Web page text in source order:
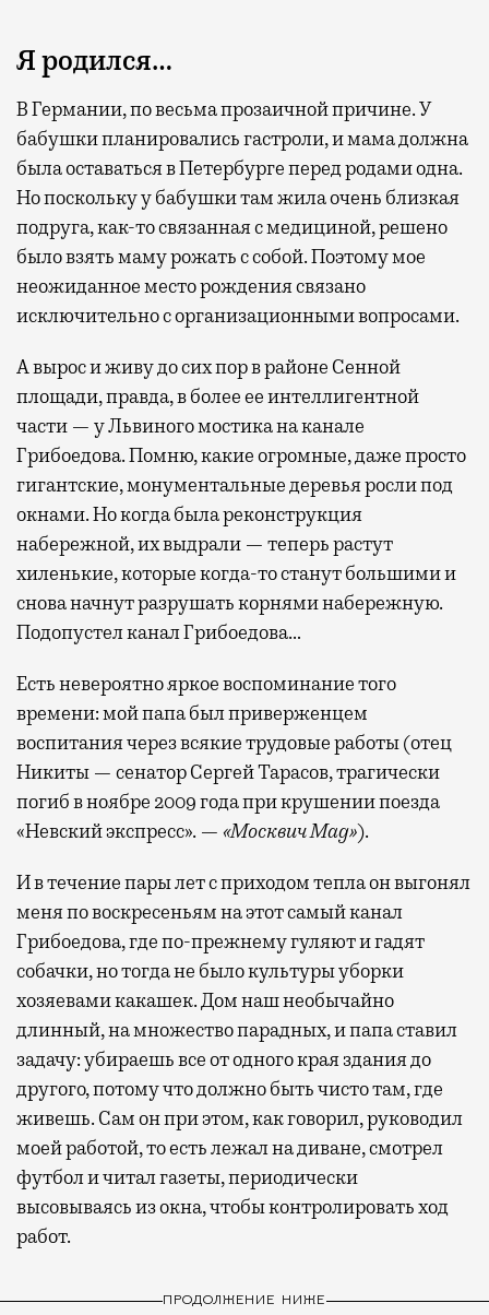
Я родился…
В Германии, по весьма прозаичной причине. У
бабушки планировались гастроли, и мама должна
была оставаться в Петербурге перед родами одна.
Но поскольку у бабушки там жила очень близкая
подруга, как-то связанная с медициной, решено
было взять маму рожать с собой. Поэтому мое
неожиданное место рождения связано
исключительно с организационными вопросами.
А вырос и живу до сих пор в районе Сенной
площади, правда, в более ее интеллигентной
части — у Львиного мостика на канале
Грибоедова. Помню, какие огромные, даже просто
гигантские, монументальные деревья росли под
окнами. Но когда была реконструкция
набережной, их выдрали — теперь растут
хиленькие, которые когда-то станут большими и
снова начнут разрушать корнями набережную.
Подопустел канал Грибоедова…
Есть невероятно яркое воспоминание того
времени: мой папа был приверженцем
воспитания через всякие трудовые работы (отец
Никиты — сенатор Сергей Тарасов, трагически
погиб в ноябре 2009 года при крушении поезда
«Невский экспресс». — «Москвич Mag»).
И в течение пары лет с приходом тепла он выгонял
меня по воскресеньям на этот самый канал
Грибоедова, где по-прежнему гуляют и гадят
собачки, но тогда не было культуры уборки
хозяевами какашек. Дом наш необычайно
длинный, на множество парадных, и папа ставил
задачу: убираешь все от одного края здания до
другого, потому что должно быть чисто там, где
живешь. Сам он при этом, как говорил, руководил
моей работой, то есть лежал на диване, смотрел
футбол и читал газеты, периодически
высовываясь из окна, чтобы контролировать ход
работ.
ПРОДОЛЖЕНИЕ НИЖЕ